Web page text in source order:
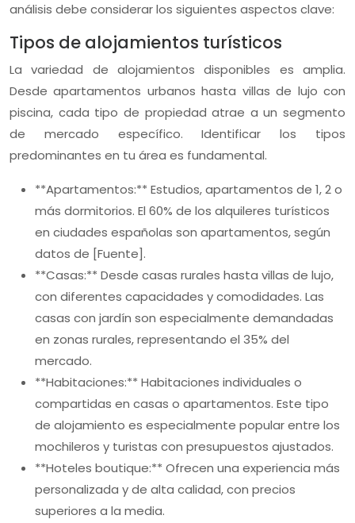
análisis debe considerar los siguientes aspectos clave:
Tipos de alojamientos turísticos
La variedad de alojamientos disponibles es amplia.
Desde apartamentos urbanos hasta villas de lujo con
piscina, cada tipo de propiedad atrae a un segmento
de mercado específico. Identificar los tipos
predominantes en tu área es fundamental.
**Apartamentos:** Estudios, apartamentos de 1, 2 o
más dormitorios. El 60% de los alquileres turísticos
en ciudades españolas son apartamentos, según
datos de [Fuente].
**Casas:** Desde casas rurales hasta villas de lujo,
con diferentes capacidades y comodidades. Las
casas con jardín son especialmente demandadas
en zonas rurales, representando el 35% del
mercado.
**Habitaciones:** Habitaciones individuales o
compartidas en casas o apartamentos. Este tipo
de alojamiento es especialmente popular entre los
mochileros y turistas con presupuestos ajustados.
**Hoteles boutique:** Ofrecen una experiencia más
personalizada y de alta calidad, con precios
superiores a la media.